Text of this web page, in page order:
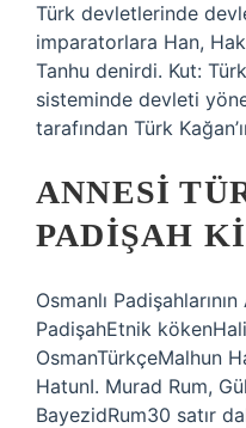
Türk devletlerinde
imparatorlara Han,
Tanhu denirdi. Kut:
sisteminde devleti
tarafından Türk
ANNESI
PADIŞAH
Osmanlı
PadişahEtnik
OsmanTürkçeMalhun
HatunI. Murad Rum,
BayezidRum30 satır